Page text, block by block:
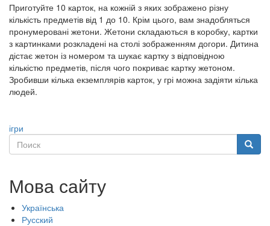
Приготуйте 10 карток, на кожній з яких зображено різну
кількість предметів від 1 до 10. Крім цього, вам знадобляться
пронумеровані жетони. Жетони складаються в коробку, картки
з картинками розкладені на столі зображенням догори. Дитина
дістає жетон із номером та шукає картку з відповідною
кількістю предметів, після чого покриває картку жетоном.
Зробивши кілька екземплярів карток, у грі можна задіяти кілька
людей.
ігри
Поиск
Поиск
Мова сайту
Українська
Русский